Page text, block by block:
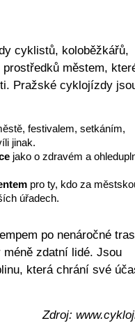
cyklistů, koloběžkářů,
městem,
Pražské cyklojízdy
festivalem, setkáním,
jinak.
jako o zdravém a
pro ty, kdo za
úřadech.
po nenáročné
zdatní lidé. Jsou
která chrání své
Zdroj: